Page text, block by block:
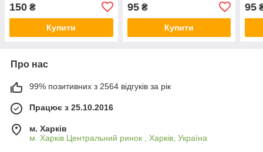
150 ₴
Купити
95₴
Купити
95
Про нас
99% позитивних з 2564 відгуків за рік
Працює з 25.10.2016
м. Харків
м. Харків Центральний ринок , Харків, Україна